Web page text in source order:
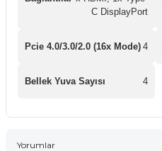
C DisplayPort
Pcie 4.0/3.0/2.0 (16x Mode) 4
Bellek Yuva Sayısı 4
Yorumlar